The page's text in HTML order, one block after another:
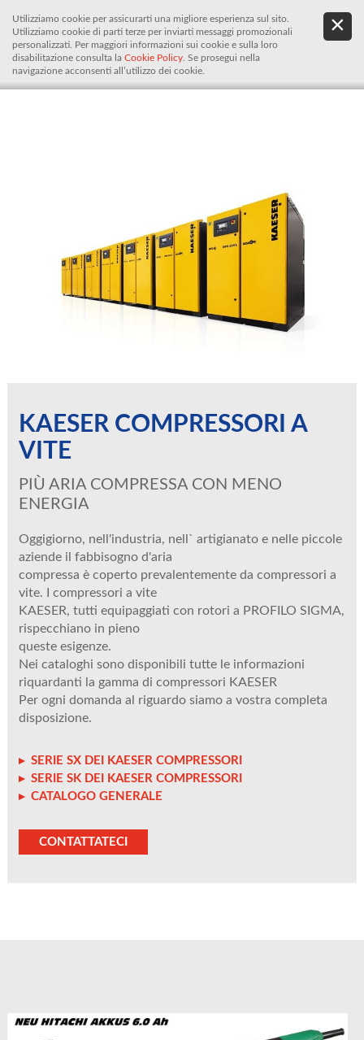
Utilizziamo cookie per assicurarti una migliore esperienza sul sito.
Utilizziamo cookie di parti terze per inviarti messaggi promozionali
personalizzati. Per maggiori informazioni sui cookie e sulla loro
disabilitazione consulta la Cookie Policy . Se prosegui nella
navigazione acconsenti all’utilizzo dei cookie.
De.It
KAESER COMPRESSORI A
VITE
PIÙ ARIA COMPRESSA CON MENO
ENERGIA
Oggigiorno, nell'industria, nell` artigianato e nelle piccole
aziende il fabbisogno d'aria
compressa è coperto prevalentemente da compressori a
vite. I compressori a vite
KAESER, tutti equipaggiati con rotori a PROFILO SIGMA,
rispecchiano in pieno
queste esigenze.
Nei cataloghi sono disponibili tutte le informazioni
riquardanti la gamma di compressori KAESER
Per ogni domanda al riguardo siamo a vostra completa
disposizione.
SERIE SX DEI KAESER COMPRESSORI
SERIE SK DEI KAESER COMPRESSORI
CATALOGO GENERALE
CONTATTATECI